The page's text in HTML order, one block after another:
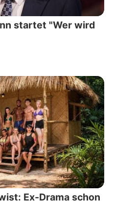
startet "Wer wird
Ex-Drama schon